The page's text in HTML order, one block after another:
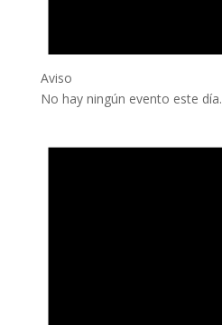
Aviso
No hay ningún evento este día.